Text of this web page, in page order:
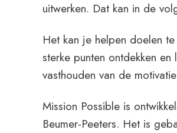
uitwerken. Dat kan in de
Het kan je helpen doelen
sterke punten ontdekken
vasthouden van de
Mission Possible is
Beumer-Peeters. Het is